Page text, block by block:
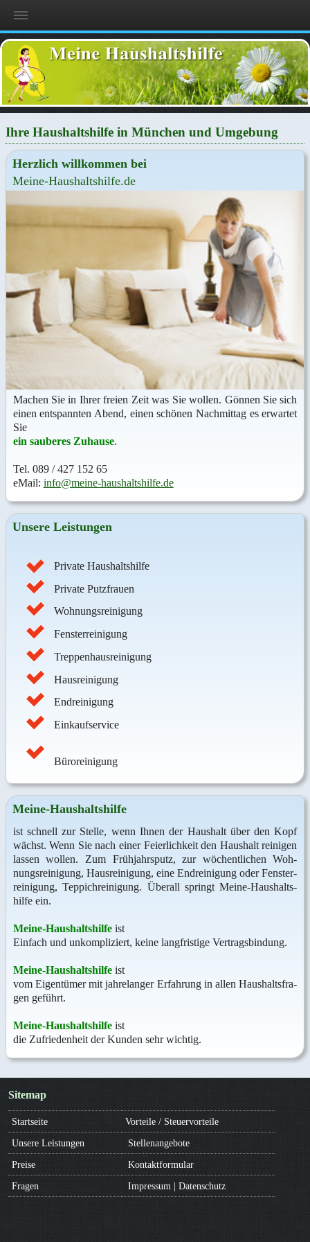
Ih­re Haus­halts­hil­fe in Mün­chen und Um­ge­bung
Herz­lich will­kom­men bei
Mei­ne-Haus­halts­hil­fe.de
Ma­chen Sie in Ih­rer frei­en Zeit was Sie wol­len. Gön­nen Sie sich
ei­nen ent­spann­ten Abend, ei­nen schö­nen Nach­mit­tag es er­war­tet
Sie
ein sau­be­res Zu­hau­se.
Tel. 089 / 427 152 65
eMail: in­fo@­mei­ne-haus­halts­hil­fe.de
Un­se­re Leis­tun­gen
Private Haushaltshilfe
Private Putzfrauen
Wohnungsreinigung
Fensterreinigung
Treppenhausreinigung
Hausreinigung
Endreinigung
Einkaufservice
Büroreinigung
Mei­ne-Haus­halts­hil­fe
ist schnell zur Stel­le, wenn Ih­nen der Haus­halt über den Kopf
wächst. Wenn Sie nach ei­ner Fei­er­lich­keit den Haus­halt rei­ni­gen
las­sen wol­len. Zum Früh­jahrs­putz, zur wö­chent­li­chen Woh­
nungs­rei­ni­gung, Haus­rei­ni­gung, ei­ne End­rei­ni­gung oder Fens­ter­
rei­ni­gung, Teppich­reini­gung. Über­all springt Mei­ne-Haus­halts­
hil­fe ein.
Mei­ne-Haus­halts­hil­fe ist
Ein­fach und un­kom­pli­ziert, kei­ne lang­fris­ti­ge Ver­trags­bin­dung.
Mei­ne-Haus­halts­hil­fe ist
vom Ei­gen­tü­mer mit jah­re­lan­ger Er­fah­rung in al­len Haus­halts­fra­
gen ge­führt.
Mei­ne-Haus­halts­hil­fe ist
die Zu­frie­den­heit der Kun­den sehr wich­tig.
Site­map
Start­sei­te
Vor­tei­le / Steu­er­vor­tei­le
Un­se­re Leis­tun­gen
Stel­len­an­ge­bo­te
Prei­se
Kon­takt­for­mu­lar
Fra­gen
Im­pres­sum | Da­ten­schutz